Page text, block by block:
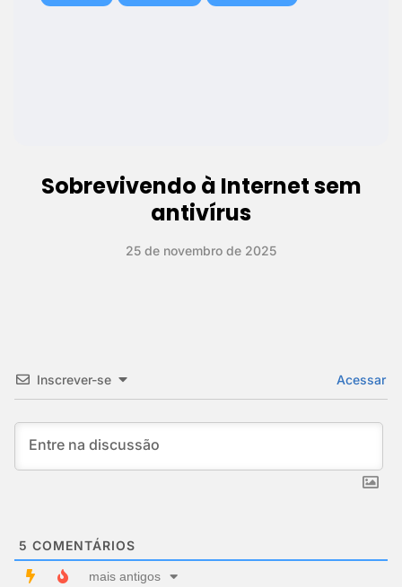
Sobrevivendo à Internet sem
antivírus
25 de novembro de 2025
Inscrever-se Acessar
5 COMENTÁRIOS
mais antigos